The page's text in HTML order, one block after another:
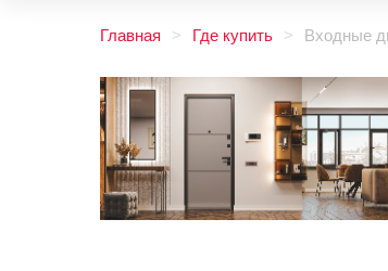
Главная Где купить Входные